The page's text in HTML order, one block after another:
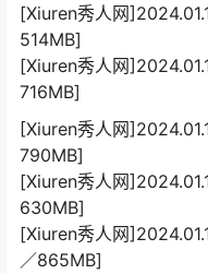
[Xiuren秀人网
514MB]
[Xiuren秀人网
716MB]
[Xiuren秀人网
790MB]
[Xiuren秀人网
630MB]
[Xiuren秀人网
／865MB]